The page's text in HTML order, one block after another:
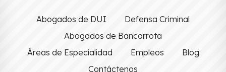
Abogados de DUI
Defensa Criminal
Abogados de Bancarrota
Áreas de Especialidad
Empleos
Blog
Contáctenos